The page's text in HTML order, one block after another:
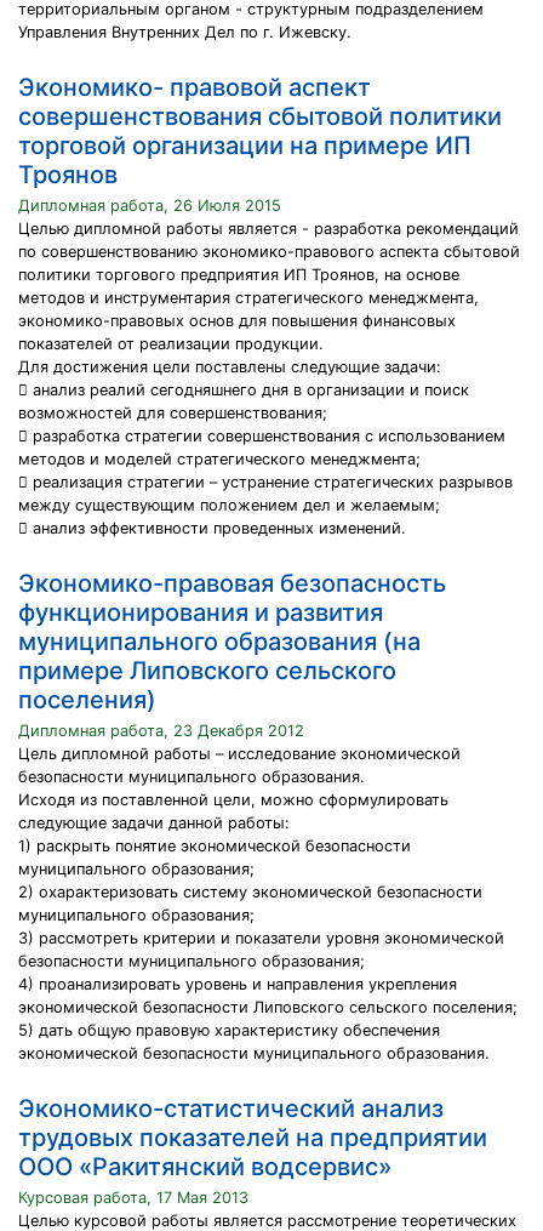
территориальным органом - структурным подразделением
Управления Внутренних Дел по г. Ижевску.
Экономико- правовой аспект
совершенствования сбытовой политики
торговой организации на примере ИП
Троянов
Дипломная работа, 26 Июля 2015
Целью дипломной работы является - разработка рекомендаций
по совершенствованию экономико-правового аспекта сбытовой
политики торгового предприятия ИП Троянов, на основе
методов и инструментария стратегического менеджмента,
экономико-правовых основ для повышения финансовых
показателей от реализации продукции.
Для достижения цели поставлены следующие задачи:
 анализ реалий сегодняшнего дня в организации и поиск
возможностей для совершенствования;
 разработка стратегии совершенствования с использованием
методов и моделей стратегического менеджмента;
 реализация стратегии – устранение стратегических разрывов
между существующим положением дел и желаемым;
 анализ эффективности проведенных изменений.
Экономико-правовая безопасность
функционирования и развития
муниципального образования (на
примере Липовского сельского
поселения)
Дипломная работа, 23 Декабря 2012
Цель дипломной работы – исследование экономической
безопасности муниципального образования.
Исходя из поставленной цели, можно сформулировать
следующие задачи данной работы:
1) раскрыть понятие экономической безопасности
муниципального образования;
2) охарактеризовать систему экономической безопасности
муниципального образования;
3) рассмотреть критерии и показатели уровня экономической
безопасности муниципального образования;
4) проанализировать уровень и направления укрепления
экономической безопасности Липовского сельского поселения;
5) дать общую правовую характеристику обеспечения
экономической безопасности муниципального образования.
Экономико-статистический анализ
трудовых показателей на предприятии
ООО «Ракитянский водсервис»
Курсовая работа, 17 Мая 2013
Целью курсовой работы является рассмотрение теоретических